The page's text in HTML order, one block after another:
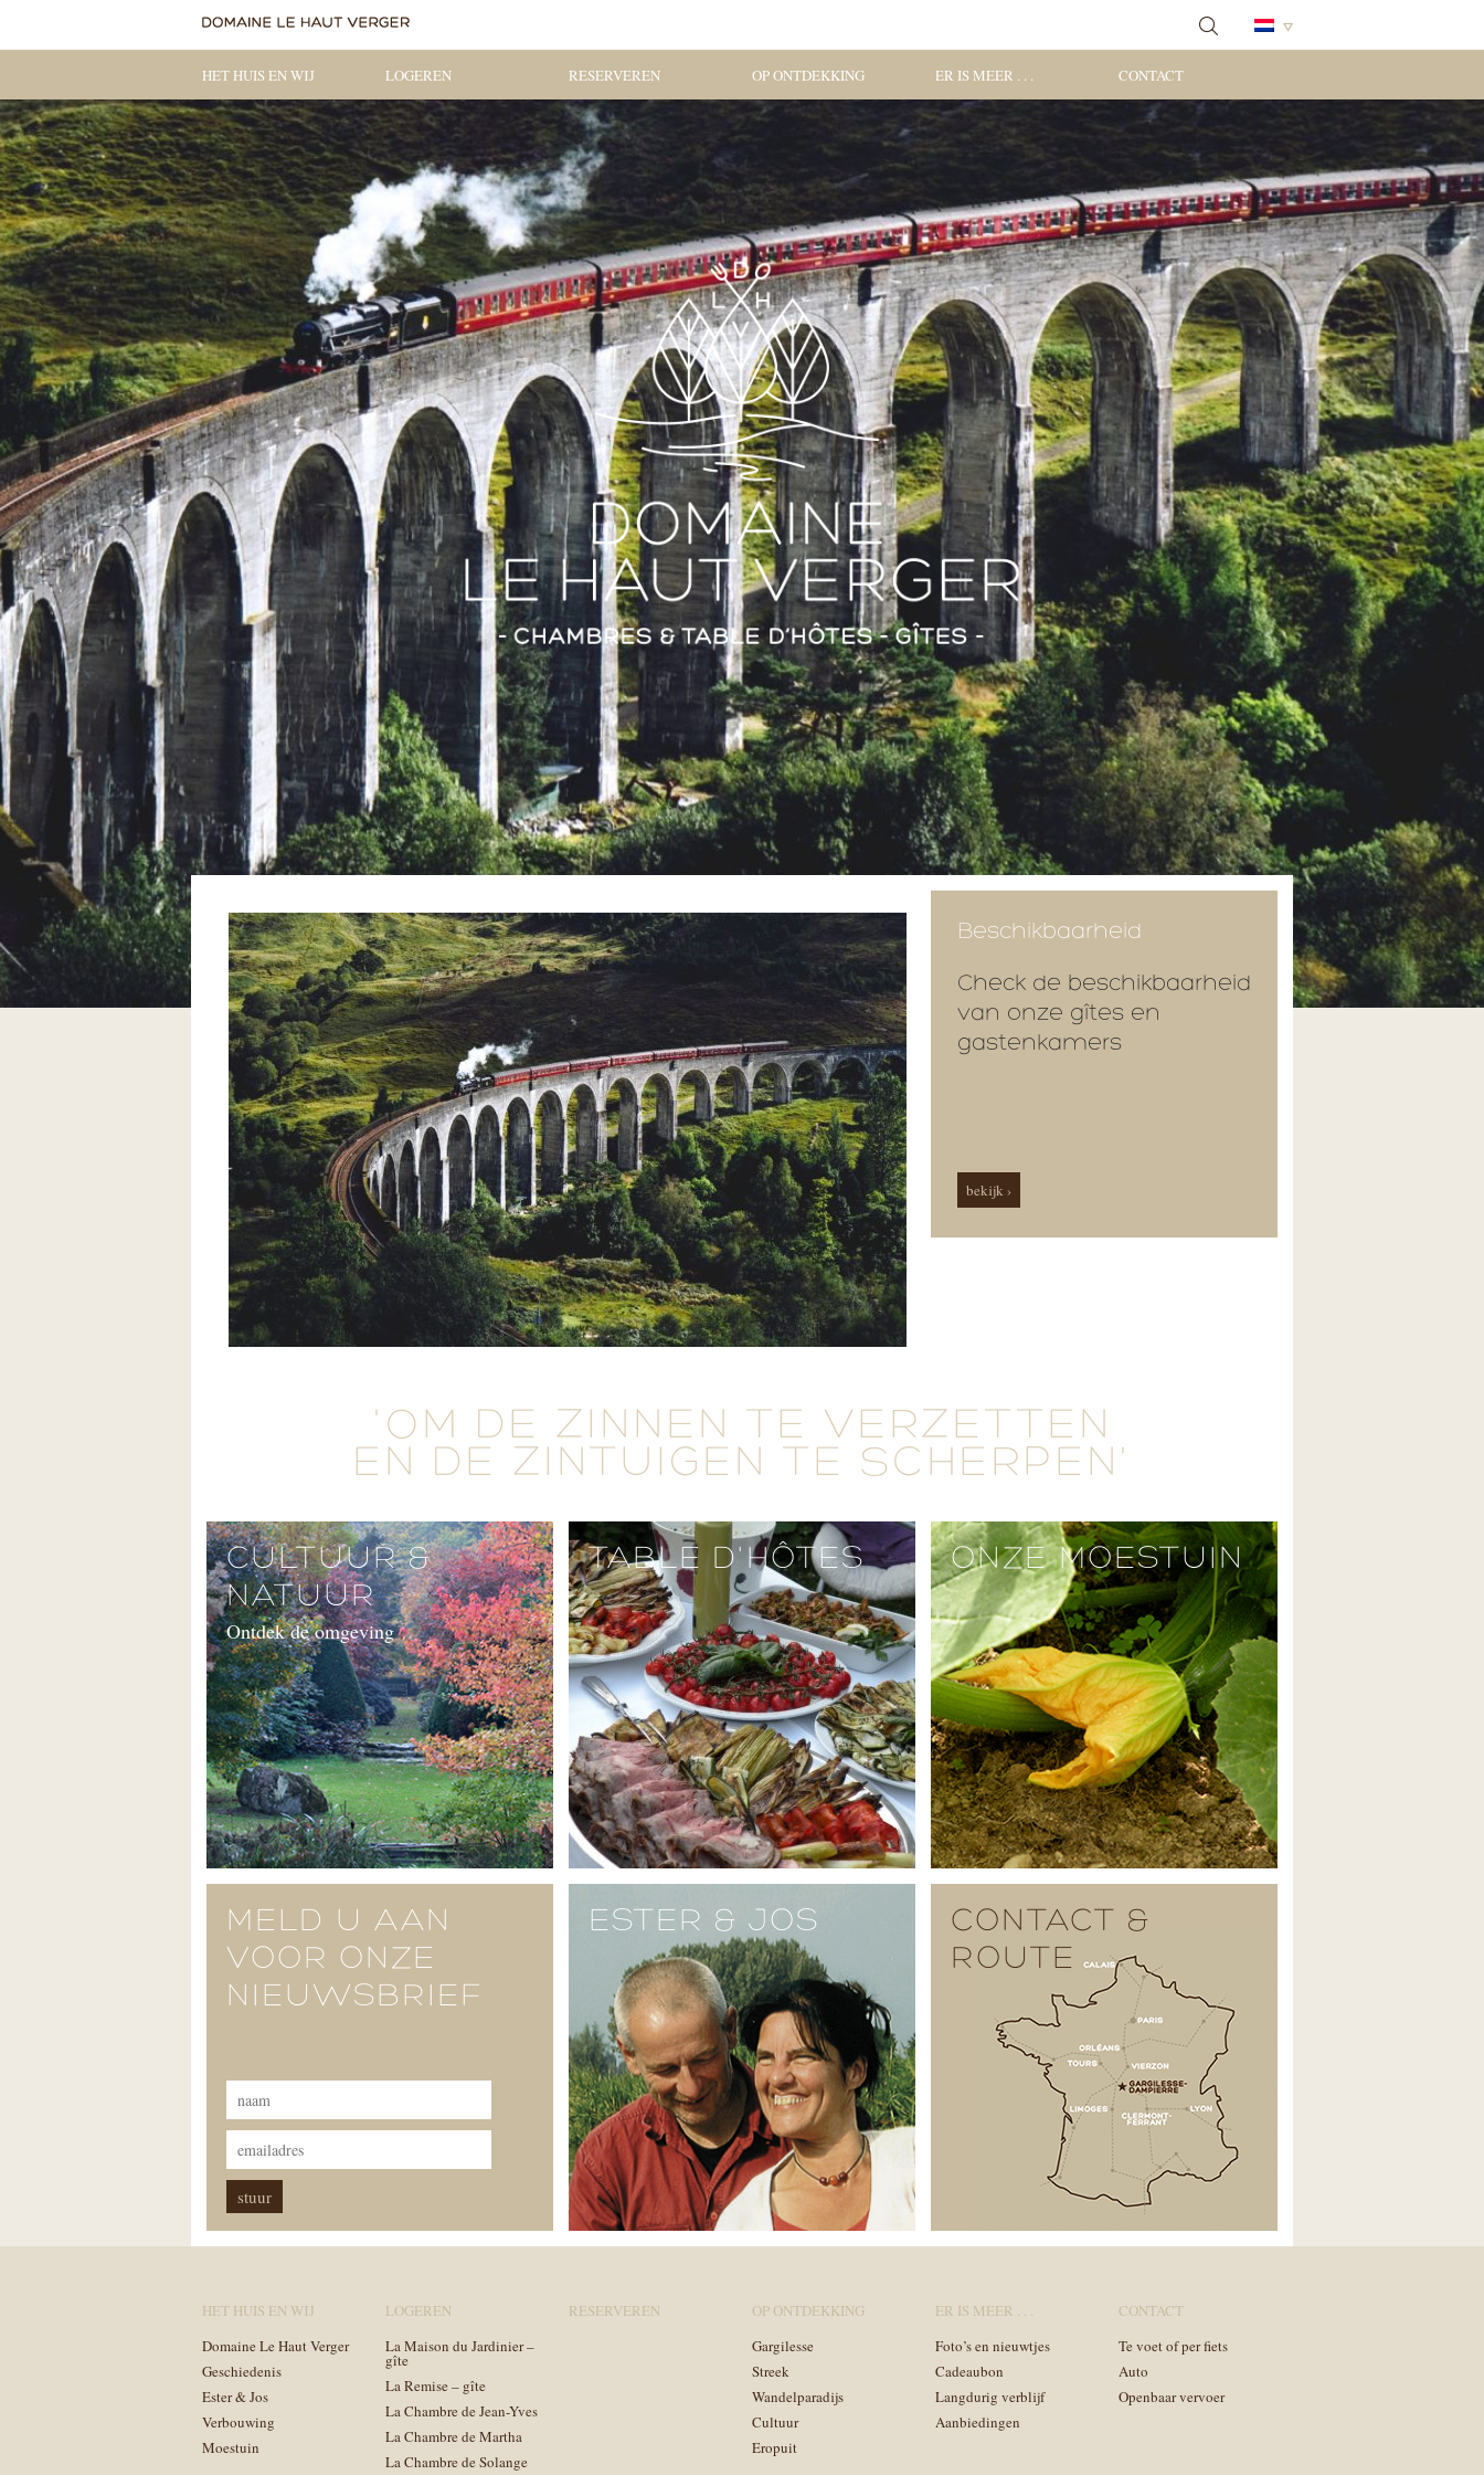
HET HUIS EN WIJ LOGEREN RESERVEREN OP ONTDEKKING ER IS MEER . . . CONTACT
Beschikbaarheid
Check de beschikbaarheid
van onze gîtes en
gastenkamers
bekijk ›
'OM DE ZINNEN TE VERZETTEN
EN DE ZINTUIGEN TE SCHERPEN'
CULTUUR &
NATUUR
Ontdek de omgeving
TABLE D'HÔTES ONZE MOESTUIN
MELD U AAN
VOOR ONZE
NIEUWSBRIEF
ESTER & JOS
CONTACT &
ROUTE
HET HUIS EN WIJ
Domaine Le Haut Verger
Geschiedenis
Ester & Jos
Verbouwing
Moestuin
LOGEREN
La Maison du Jardinier –
gîte
La Remise – gîte
La Chambre de Jean-Yves
La Chambre de Martha
La Chambre de Solange
RESERVEREN
OP ONTDEKKING
Gargilesse
Streek
Wandelparadijs
Cultuur
Eropuit
ER IS MEER . . .
Foto’s en nieuwtjes
Cadeaubon
Langdurig verblijf
Aanbiedingen
CONTACT
Te voet of per fiets
Auto
Openbaar vervoer